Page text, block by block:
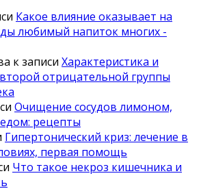
Какое влияние оказывает на
любимый напиток многих -
к записи Характеристика и
отрицательной группы
Очищение сосудов лимоном,
рецепты
Гипертонический криз: лечение в
первая помощь
Что такое некроз кишечника и